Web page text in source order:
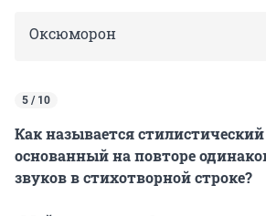
Оксюморон
5 / 10
Как называется
основанный на повторе
звуков в стихотворной строке?